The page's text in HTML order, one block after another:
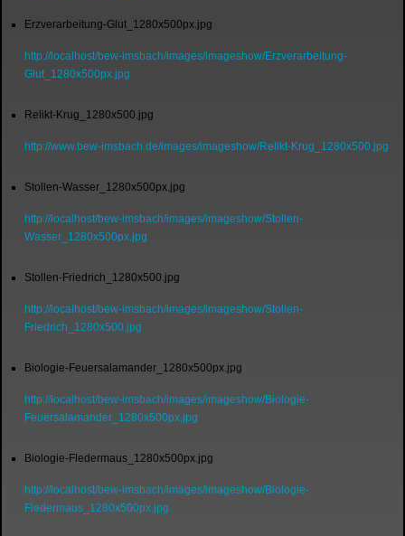
Erzverarbeitung-Glut_1280x500px.jpg
http://localhost/bew-imsbach/images/imageshow/Erzverarbeitung-
Glut_1280x500px.jpg
Relikt-Krug_1280x500.jpg
http://www.bew-imsbach.de/images/imageshow/Relikt-Krug_1280x500.jpg
Stollen-Wasser_1280x500px.jpg
http://localhost/bew-imsbach/images/imageshow/Stollen-
Wasser_1280x500px.jpg
Stollen-Friedrich_1280x500.jpg
http://localhost/bew-imsbach/images/imageshow/Stollen-
Friedrich_1280x500.jpg
Biologie-Feuersalamander_1280x500px.jpg
http://localhost/bew-imsbach/images/imageshow/Biologie-
Feuersalamander_1280x500px.jpg
Biologie-Fledermaus_1280x500px.jpg
http://localhost/bew-imsbach/images/imageshow/Biologie-
Fledermaus_1280x500px.jpg